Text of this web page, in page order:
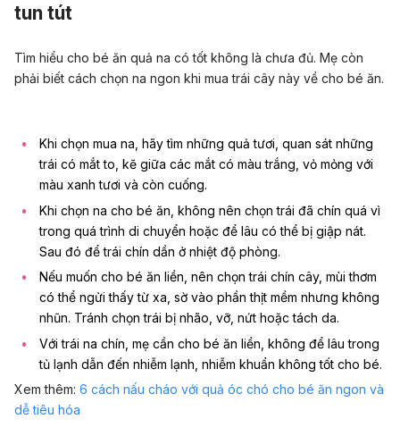
tun tút
Tìm hiểu cho bé ăn quả na có tốt không là chưa đủ. Mẹ còn
phải biết cách chọn na ngon khi mua trái cây này về cho bé ăn.
Khi chọn mua na, hãy tìm những quả tươi, quan sát những
trái có mắt to, kẽ giữa các mắt có màu trắng, vỏ mỏng với
màu xanh tươi và còn cuống.
Khi chọn na cho bé ăn, không nên chọn trái đã chín quá vì
trong quá trình di chuyển hoặc để lâu có thể bị giập nát.
Sau đó để trái chín dần ở nhiệt độ phòng.
Nếu muốn cho bé ăn liền, nên chọn trái chín cây, mùi thơm
có thể ngửi thấy từ xa, sờ vào phần thịt mềm nhưng không
nhũn. Tránh chọn trái bị nhão, vỡ, nứt hoặc tách da.
Với trái na chín, mẹ cần cho bé ăn liền, không để lâu trong
tủ lạnh dẫn đến nhiễm lạnh, nhiễm khuẩn không tốt cho bé.
Xem thêm: 6 cách nấu cháo với quả óc chó cho bé ăn ngon và
dễ tiêu hóa